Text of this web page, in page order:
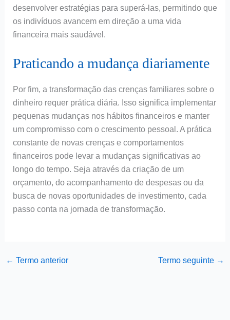
desenvolver estratégias para superá-las, permitindo que
os indivíduos avancem em direção a uma vida
financeira mais saudável.
Praticando a mudança diariamente
Por fim, a transformação das crenças familiares sobre o
dinheiro requer prática diária. Isso significa implementar
pequenas mudanças nos hábitos financeiros e manter
um compromisso com o crescimento pessoal. A prática
constante de novas crenças e comportamentos
financeiros pode levar a mudanças significativas ao
longo do tempo. Seja através da criação de um
orçamento, do acompanhamento de despesas ou da
busca de novas oportunidades de investimento, cada
passo conta na jornada de transformação.
← Termo anterior Termo seguinte →